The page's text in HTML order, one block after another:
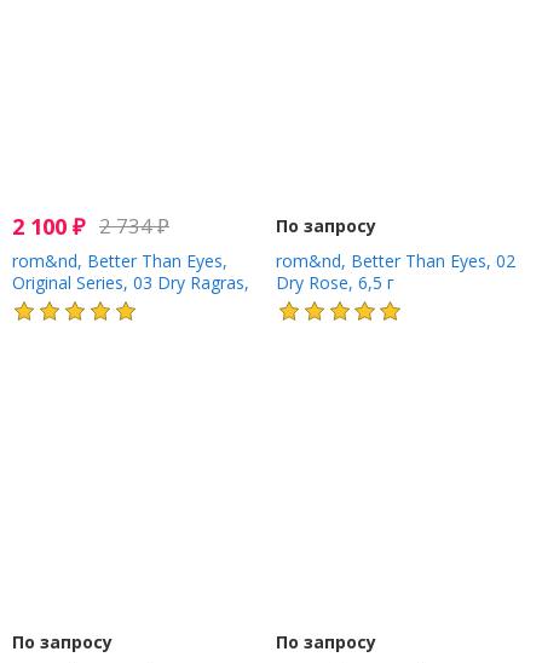
2 100 ₽ 2 734₽
rom&nd, Better Than Eyes,
Original Series, 03 Dry Ragras,
6,5 г
По запросу
rom&nd, Better Than Eyes, 02
Dry Rose, 6,5 г
По запросу
По запросу